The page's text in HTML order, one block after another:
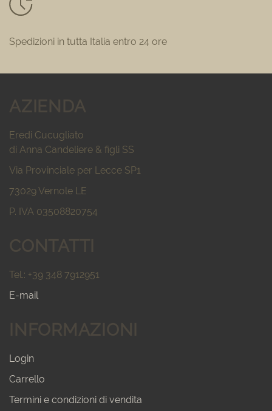
Spedizioni in tutta Italia entro 24 ore
AZIENDA
Eredi Cucugliato
di Anna Candeliere & figli SS
Via Provinciale per Lecce SP1
73029 Vernole LE
P. IVA 03508820754
CONTATTI
Tel.: +39 348 7912951
E-mail
INFORMAZIONI
Login
Carrello
Termini e condizioni di vendita